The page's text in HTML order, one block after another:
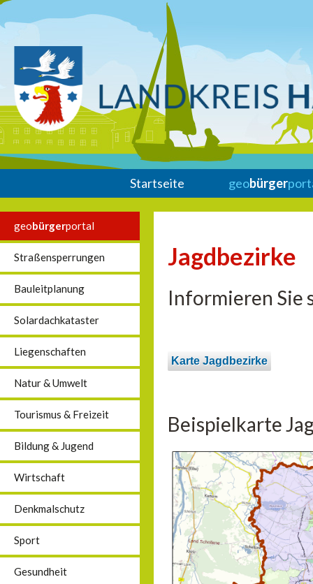
Startseite geobürger
geobürgerportal
Straßensperrungen
Bauleitplanung
Solardachkataster
Liegenschaften
Natur & Umwelt
Tourismus & Freizeit
Bildung & Jugend
Wirtschaft
Denkmalschutz
Sport
Gesundheit
Jagdbezirke
Informieren Sie
Karte Jagdbezirke
Beispielkarte